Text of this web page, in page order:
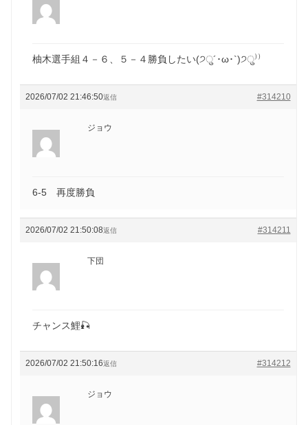
柚木選手組４－６、５－４勝負したい(੭ु´･ω･`)੭ु⁾⁾
2026/07/02 21:46:50 #314210
返信
ジョウ
6-5 再度勝負
2026/07/02 21:50:08 #314211
返信
下団
チャンス鯉🎣
2026/07/02 21:50:16 #314212
返信
ジョウ